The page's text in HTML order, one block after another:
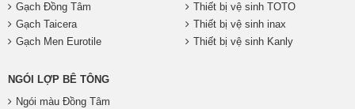
Gạch Đồng Tâm
Gạch Taicera
Gạch Men Eurotile
Thiết bị vệ sinh TOTO
Thiết bị vệ sinh inax
Thiết bị vệ sinh Kanly
NGÓI LỢP BÊ TÔNG
Ngói màu Đồng Tâm